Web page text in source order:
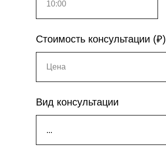
Стоимость консультации (₽)
Вид консультации